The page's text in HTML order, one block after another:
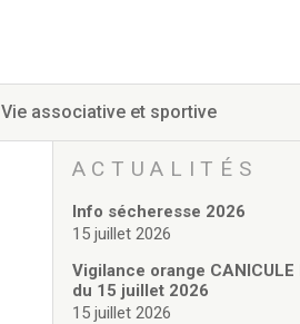
Vie associative et sportive
ACTUALITÉS
Info sécheresse 2026
15 juillet 2026
Vigilance orange CANICULE
du 15 juillet 2026
15 juillet 2026